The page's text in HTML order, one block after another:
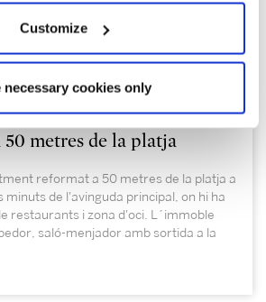
Customize
necessary cookies only
metres de la platja
reformat a 50 metres de la platja a
minuts de l'avinguda principal, on hi ha
restaurants i zona d'oci. L´immoble
saló-menjador amb sortida a la